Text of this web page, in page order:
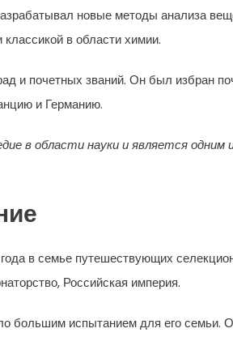
новые методы анализа
в области химии.
и почетных званий. Он был избран
и Германию.
в области науки и является одним
в семье путешествующих
Российская империя.
большим испытанием для его семьи.